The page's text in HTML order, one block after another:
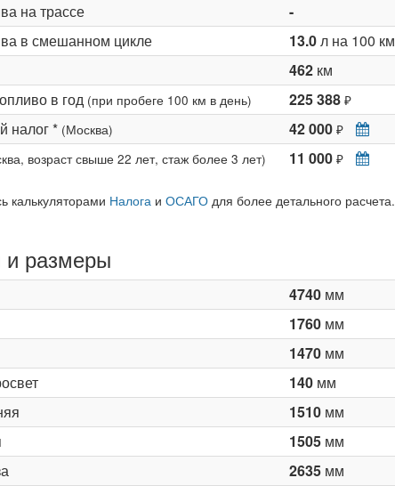
на трассе
-
в смешанном цикле
13.0л на 100 км
462км
в год (при пробеге 100 км в день) 225 388 ₽
налог * (Москва) 42 000 ₽
возраст свыше 22 лет, стаж более 3 лет) 11 000 ₽
калькуляторами Налогаи ОСАГОдля более детального расчета.
и размеры
4740мм
1760мм
1470мм
140мм
1510мм
1505мм
2635мм